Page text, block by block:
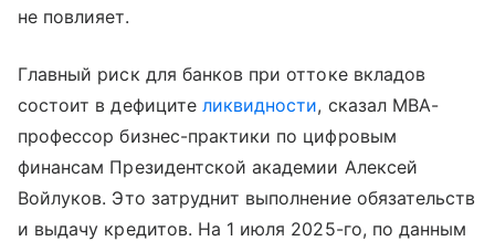
не повлияет.
Главный риск для банков при оттоке вкладов
состоит в дефиците ликвидности, сказал МВА-
профессор бизнес-практики по цифровым
финансам Президентской академии Алексей
Войлуков. Это затруднит выполнение обязательств
и выдачу кредитов. На 1 июля 2025-го, по данным